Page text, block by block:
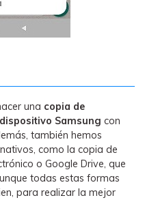
una copia de
Samsung con
también hemos
como la copia de
o Google Drive, que
todas estas formas
para realizar la mejor